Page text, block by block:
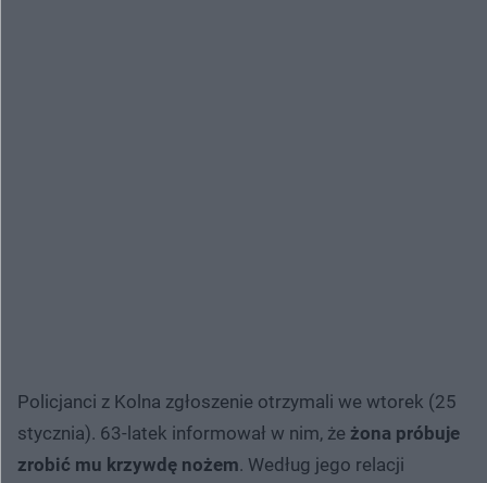
Policjanci z Kolna zgłoszenie otrzymali we wtorek (25
stycznia). 63-latek informował w nim, że żona próbuje
zrobić mu krzywdę nożem. Według jego relacji